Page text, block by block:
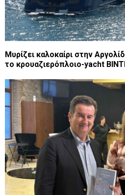
Μυρίζει καλοκαίρι στην
το κρουαζιερόπλοιο-yacht